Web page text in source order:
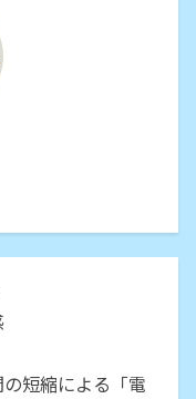
短縮による「電